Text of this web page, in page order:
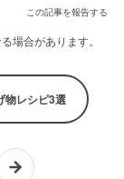
この記事を報告する
場合があります。
物レシピ3選